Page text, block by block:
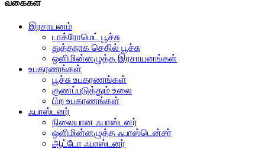
வகைகள்
இரசாயனம்
டாக்ரோமெட் பூச்சு
துத்தநாக செதில் பூச்சு
ஒளிமின்னழுத்த இரசாயனங்கள்
உபகரணங்கள்
பூச்சு உபகரணங்கள்
குணப்படுத்தும் உலை
பிற உபகரணங்கள்
ஃபாஸ்டனர்
நிலையான ஃபாஸ்டனர்
ஒளிமின்னழுத்த ஃபாஸ்டென்சர்
ஆட்டோ ஃபாஸ்டனர்